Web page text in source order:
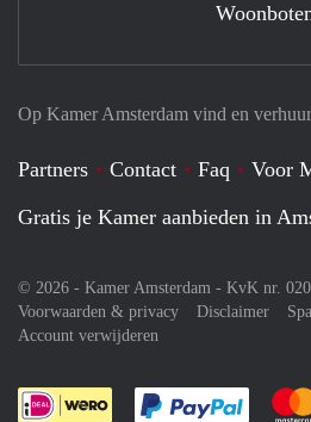
Op Kamer Amsterdam vind en
Partners Contact Faq
Voor
Gratis je Kamer aanbieden in
© 2026 - Kamer Amsterdam - KvK nr.
Voorwaarden & privacy
Disclaimer
Account verwijderen
Je